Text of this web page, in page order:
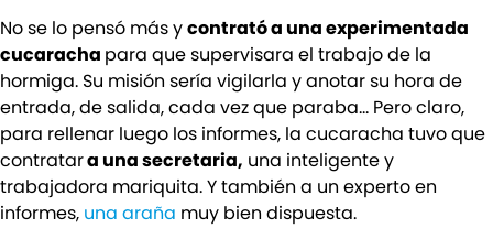
No se lo pensó más ycontrató a una experimentada
cucaracha para que supervisara el trabajo de la
hormiga. Su misión sería vigilarla y anotar su hora de
entrada, de salida, cada vez que paraba… Pero claro,
para rellenar luego los informes, la cucaracha tuvo que
contratara una secretaria, una inteligente y
trabajadora mariquita. Y también a un experto en
informes, una araña muy bien dispuesta.